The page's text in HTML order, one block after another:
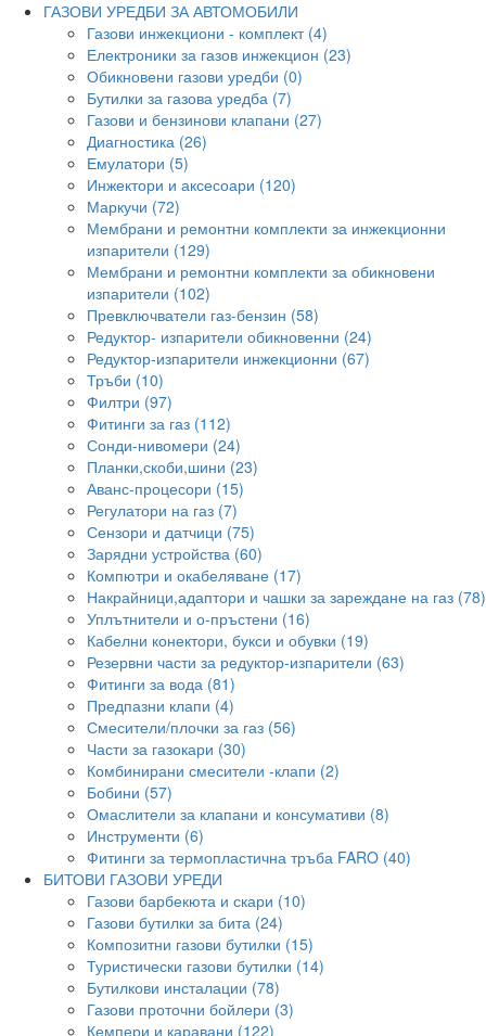
ГАЗОВИ УРЕДБИ ЗА АВТОМОБИЛИ
Газови инжекциони - комплект (4)
Електроники за газов инжекцион (23)
Обикновени газови уредби (0)
Бутилки за газова уредба (7)
Газови и бензинови клапани (27)
Диагностика (26)
Емулатори (5)
Инжектори и аксесоари (120)
Маркучи (72)
Мембрани и ремонтни комплекти за инжекционни
изпарители (129)
Мембрани и ремонтни комплекти за обикновени
изпарители (102)
Превключватели газ-бензин (58)
Редуктор- изпарители обикновенни (24)
Редуктор-изпарители инжекционни (67)
Тръби (10)
Филтри (97)
Фитинги за газ (112)
Сонди-нивомери (24)
Планки,скоби,шини (23)
Аванс-процесори (15)
Регулатори на газ (7)
Сензори и датчици (75)
Зарядни устройства (60)
Компютри и окабеляване (17)
Накрайници,адаптори и чашки за зареждане на газ (78)
Уплътнители и о-пръстени (16)
Кабелни конектори, букси и обувки (19)
Резервни части за редуктор-изпарители (63)
Фитинги за вода (81)
Предпазни клапи (4)
Смесители/плочки за газ (56)
Части за газокари (30)
Комбинирани смесители -клапи (2)
Бобини (57)
Омаслители за клапани и консумативи (8)
Инструменти (6)
Фитинги за термопластична тръба FARO (40)
БИТОВИ ГАЗОВИ УРЕДИ
Газови барбекюта и скари (10)
Газови бутилки за бита (24)
Композитни газови бутилки (15)
Туристически газови бутилки (14)
Бутилкови инсталации (78)
Газови проточни бойлери (3)
Кемпери и каравани (122)